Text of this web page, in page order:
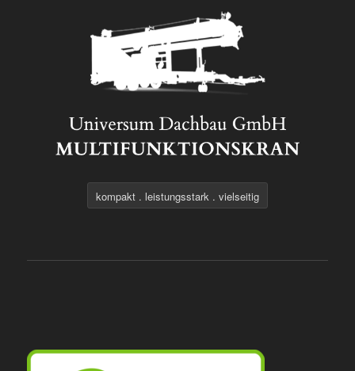
kompakt . leistungsstark . vielseitig